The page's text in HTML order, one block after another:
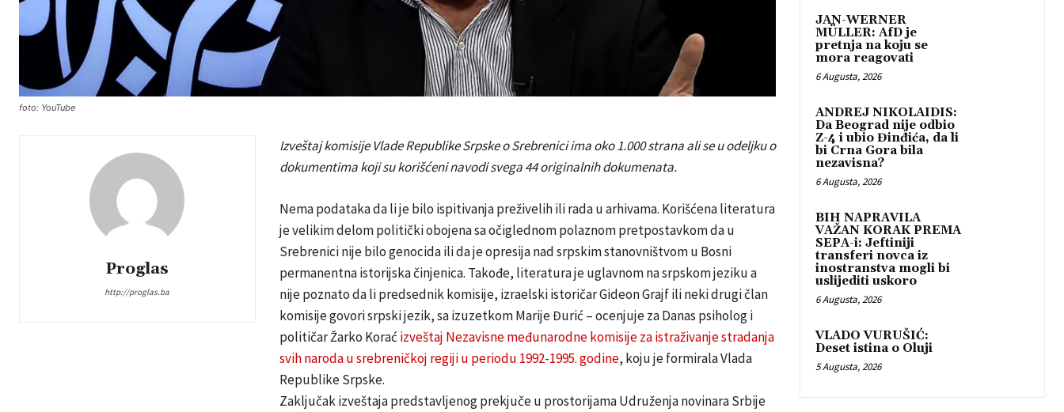
foto: YouTube
Proglas
http://proglas.ba
Izveštaj komisije Vlade Republike Srpske o Srebrenici ima oko 1.000 strana ali se u odeljku o
dokumentima koji su korišćeni navodi svega 44 originalnih dokumenata.
Nema podataka da li je bilo ispitivanja preživelih ili rada u arhivama. Korišćena literatura
je velikim delom politički obojena sa očiglednom polaznom pretpostavkom da u
Srebrenici nije bilo genocida ili da je opresija nad srpskim stanovništvom u Bosni
permanentna istorijska činjenica. Takođe, literatura je uglavnom na srpskom jeziku a
nije poznato da li predsednik komisije, izraelski istoričar Gideon Grajf ili neki drugi član
komisije govori srpski jezik, sa izuzetkom Marije Đurić – ocenjuje za Danas psiholog i
političar Žarko Korać izveštaj Nezavisne međunarodne komisije za istraživanje stradanja
svih naroda u srebreničkoj regiji u periodu 1992-1995. godine, koju je formirala Vlada
Republike Srpske.
Zaključak izveštaja predstavljenog prekjuče u prostorijama Udruženja novinara Srbije
JAN-WERNER
MÜLLER: AfD je
pretnja na koju se
mora reagovati
6 Augusta, 2026
ANDREJ NIKOLAIDIS:
Da Beograd nije odbio
Z-4 i ubio Đinđića, da li
bi Crna Gora bila
nezavisna?
6 Augusta, 2026
BIH NAPRAVILA
VAŽAN KORAK PREMA
SEPA-i: Jeftiniji
transferi novca iz
inostranstva mogli bi
uslijediti uskoro
6 Augusta, 2026
VLADO VURUŠIĆ:
Deset istina o Oluji
5 Augusta, 2026